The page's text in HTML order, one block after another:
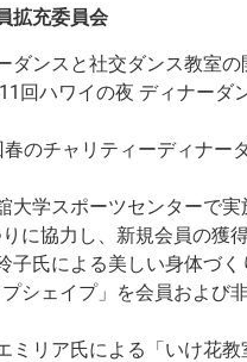
拡充委員会
ダンスと社交ダンス教室の
回ハワイの夜 ディナーダ
のチャリティーディナー
大学スポーツセンターで
に協力し、新規会員の獲
子氏による美しい身体づく
シェイプ」を会員および
ミリア氏による「いけ花教